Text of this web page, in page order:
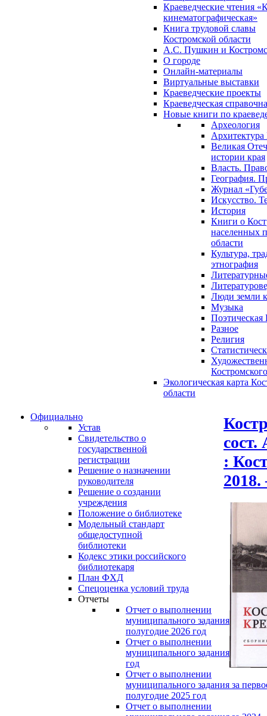
Краеведческие чтения
кинематографическая»
Книга трудовой славы
Костромской области
А.С. Пушкин и
О городе
Онлайн-материалы
Виртуальные выставки
Краеведческие проекты
Краеведческая
Новые книги по
Археология
Архитектура
Великая
истории края
Власть.
География.
Журнал
Искусство.
История
Книги о
населенных
области
Культура,
этнография
Люди земли
Музыка
Поэтическая
Разное
Религия
Экологическая карта
области
Официально
Устав
Свидетельство о
государственной
регистрации
Решение о назначении
руководителя
Решение о создании
учреждения
Положение о библиотеке
Модельный стандарт
общедоступной
библиотеки
Кодекс этики российского
библиотекаря
План ФХД
Спецоценка условий труда
Отчеты
Отчет о выполнении
муниципального задания за
полугодие 2026 год
Отчет о выполнении
муниципального задания за 2025
год
Отчет о выполнении
муниципального задания за
полугодие 2025 год
Отчет о выполнении
:
2018.